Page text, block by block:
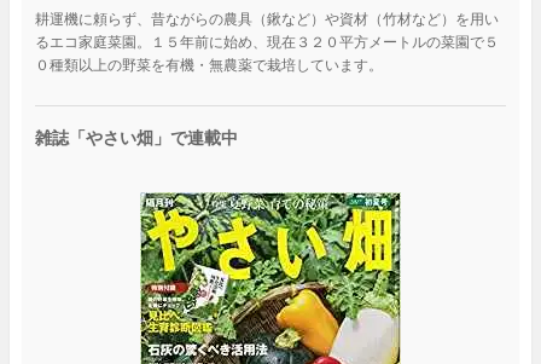
耕運機に頼らず、昔ながらの農具（鍬など）や資材（竹材など）を用い
るエコ家庭菜園。１５年前に始め、現在３２０平方メートルの菜園で５
０種類以上の野菜を有機・無農薬で栽培しています。
雑誌「やさい畑」で連載中